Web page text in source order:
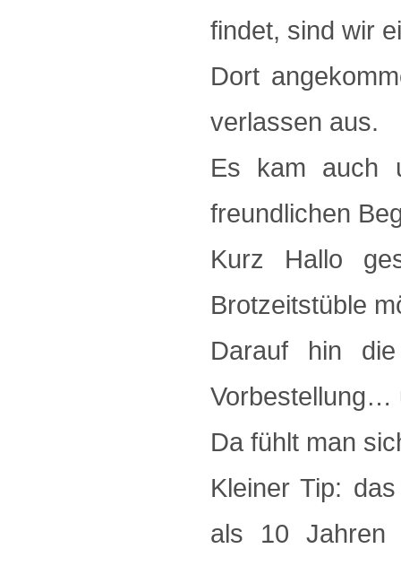
findet, sind wir
Dort
verlassen aus.
Es kam auch
freundlichen
Kurz Hallo
Brotzeitstüble
Darauf hin
Vorbestellung…
Da fühlt man
Kleiner Tip:
als 10 Jahren